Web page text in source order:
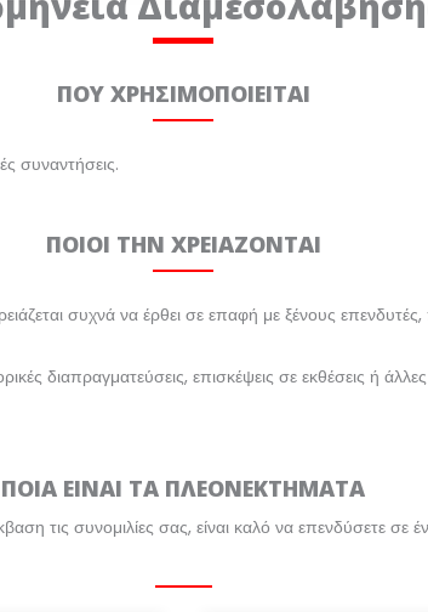
ΠΟΥ ΧΡΗΣΙΜΟΠΟΙΕΙΤΑΙ
συναντήσεις.
ΠΟΙΟΙ ΤΗΝ ΧΡΕΙΑΖΟΝΤΑΙ
συχνά να έρθει σε επαφή με ξένους επενδυτές,
διαπραγματεύσεις, επισκέψεις σε εκθέσεις ή
ΠΟΙΑ ΕΙΝΑΙ ΤΑ ΠΛΕΟΝΕΚΤΗΜΑΤΑ
τις συνομιλίες σας, είναι καλό να επενδύσετε σε